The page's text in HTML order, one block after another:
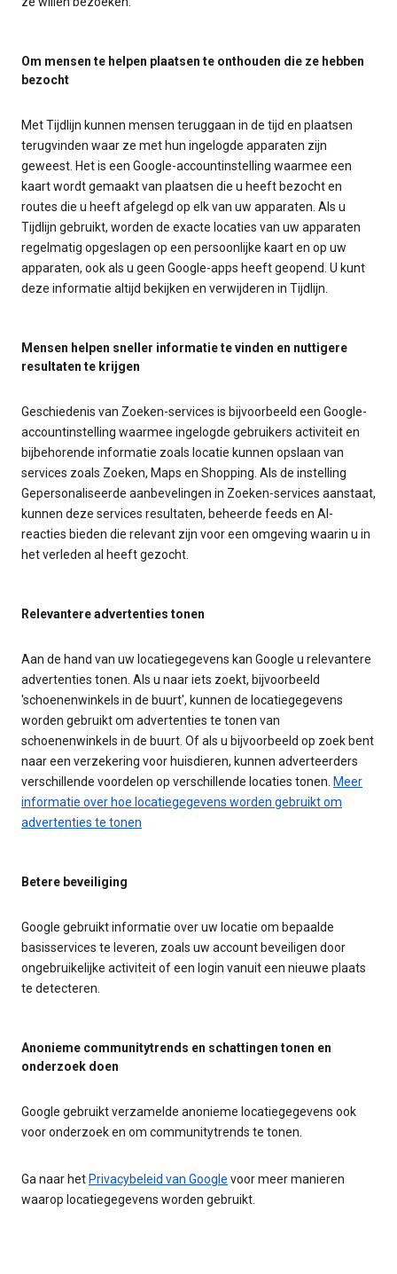
Om mensen te helpen plaatsen te onthouden die ze hebben
bezocht
Met Tijdlijn kunnen mensen teruggaan in de tijd en plaatsen
terugvinden waar ze met hun ingelogde apparaten zijn
geweest. Het is een Google-accountinstelling waarmee een
kaart wordt gemaakt van plaatsen die u heeft bezocht en
routes die u heeft afgelegd op elk van uw apparaten. Als u
Tijdlijn gebruikt, worden de exacte locaties van uw apparaten
regelmatig opgeslagen op een persoonlijke kaart en op uw
apparaten, ook als u geen Google-apps heeft geopend. U kunt
deze informatie altijd bekijken en verwijderen in Tijdlijn.
Mensen helpen sneller informatie te vinden en nuttigere
resultaten te krijgen
Geschiedenis van Zoeken-services is bijvoorbeeld een Google-
accountinstelling waarmee ingelogde gebruikers activiteit en
bijbehorende informatie zoals locatie kunnen opslaan van
services zoals Zoeken, Maps en Shopping. Als de instelling
Gepersonaliseerde aanbevelingen in Zoeken-services aanstaat,
kunnen deze services resultaten, beheerde feeds en AI-
reacties bieden die relevant zijn voor een omgeving waarin u in
het verleden al heeft gezocht.
Relevantere advertenties tonen
Aan de hand van uw locatiegegevens kan Google u relevantere
advertenties tonen. Als u naar iets zoekt, bijvoorbeeld
'schoenenwinkels in de buurt', kunnen de locatiegegevens
worden gebruikt om advertenties te tonen van
schoenenwinkels in de buurt. Of als u bijvoorbeeld op zoek bent
naar een verzekering voor huisdieren, kunnen adverteerders
verschillende voordelen op verschillende locaties tonen. Meer
informatie over hoe locatiegegevens worden gebruikt om
advertenties te tonen
Betere beveiliging
Google gebruikt informatie over uw locatie om bepaalde
basisservices te leveren, zoals uw account beveiligen door
ongebruikelijke activiteit of een login vanuit een nieuwe plaats
te detecteren.
Anonieme communitytrends en schattingen tonen en
onderzoek doen
Google gebruikt verzamelde anonieme locatiegegevens ook
voor onderzoek en om communitytrends te tonen.
Ga naar het Privacybeleid van Google voor meer manieren
waarop locatiegegevens worden gebruikt.